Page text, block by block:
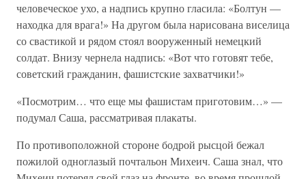
человеческое ухо, а надпись крупно гласила: «Болтун —
находка для врага!» На другом была нарисована виселица
со свастикой и рядом стоял вооруженный немецкий
солдат. Внизу чернела надпись: «Вот что готовят тебе,
советский гражданин, фашистские захватчики!»
«Посмотрим… что еще мы фашистам приготовим…» —
подумал Саша, рассматривая плакаты.
По противоположной стороне бодрой рысцой бежал
пожилой одноглазый почтальон Михеич. Саша знал, что